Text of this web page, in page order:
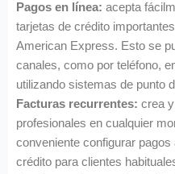
Pagos en línea: acepta
tarjetas de crédito
American Express. Esto se
canales, como por teléfono,
utilizando sistemas de punto
Facturas recurrentes: crea
profesionales en cualquier
conveniente configurar
crédito para clientes